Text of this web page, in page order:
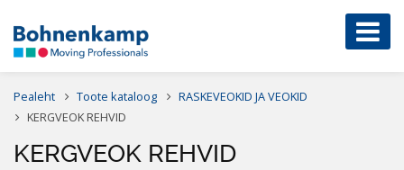
Pealeht Toote kataloog
RASKEVEOKID JA VEOKID
KERGVEOK REHVID
KERGVEOK REHVID